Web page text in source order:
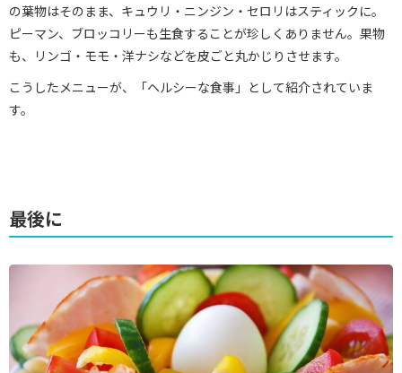
の葉物はそのまま、キュウリ・ニンジン・セロリはスティックに。
ピーマン、ブロッコリーも生食することが珍しくありません。果物
も、リンゴ・モモ・洋ナシなどを皮ごと丸かじりさせます。
こうしたメニューが、「ヘルシーな食事」として紹介されていま
す。
最後に